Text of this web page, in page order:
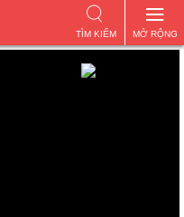
MỞ RỘNG
TÌM KIẾM